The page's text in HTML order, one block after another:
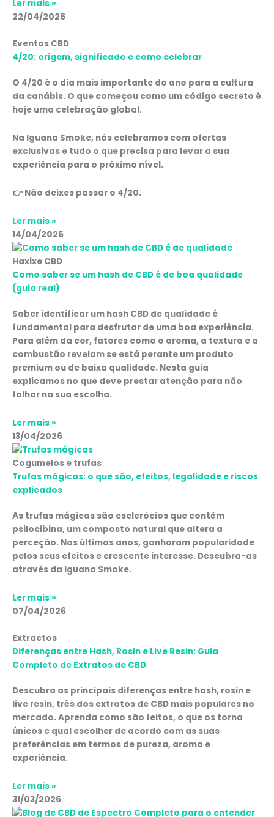
Ler mais »
22/04/2026
Eventos CBD
4/20: origem, significado e como celebrar
O 4/20 é o dia mais importante do ano para a cultura
da canábis. O que começou como um código secreto é
hoje uma celebração global.
Na Iguana Smoke, nós celebramos com ofertas
exclusivas e tudo o que precisa para levar a sua
experiência para o próximo nível.
👉 Não deixes passar o 4/20.
Ler mais »
14/04/2026
Haxixe CBD
Como saber se um hash de CBD é de boa qualidade
(guia real)
Saber identificar um hash CBD de qualidade é
fundamental para desfrutar de uma boa experiência.
Para além da cor, fatores como o aroma, a textura e a
combustão revelam se está perante um produto
premium ou de baixa qualidade. Nesta guia
explicamos no que deve prestar atenção para não
falhar na sua escolha.
Ler mais »
13/04/2026
Cogumelos e trufas
Trufas mágicas: o que são, efeitos, legalidade e riscos
explicados
As trufas mágicas são esclerócios que contêm
psilocibina, um composto natural que altera a
perceção. Nos últimos anos, ganharam popularidade
pelos seus efeitos e crescente interesse. Descubra-as
através da Iguana Smoke.
Ler mais »
07/04/2026
Extractos
Diferenças entre Hash, Rosin e Live Resin: Guia
Completo de Extratos de CBD
Descubra as principais diferenças entre hash, rosin e
live resin, três dos extratos de CBD mais populares no
mercado. Aprenda como são feitos, o que os torna
únicos e qual escolher de acordo com as suas
preferências em termos de pureza, aroma e
experiência.
Ler mais »
31/03/2026